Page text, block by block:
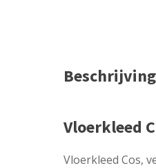
Beschrijving
Vloerkleed
Vloerkleed Cos,